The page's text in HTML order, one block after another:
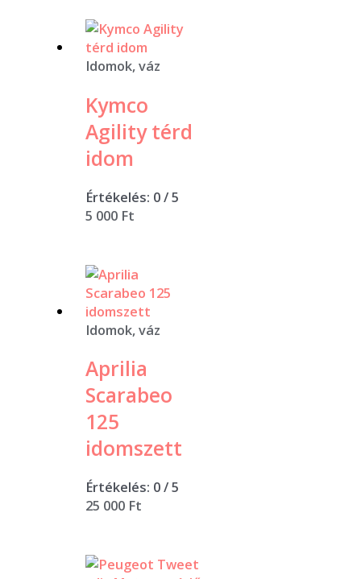
Idomok, váz
Kymco
Agility térd
idom
Értékelés: 0/ 5
5 000 Ft
Idomok, váz
Aprilia
Scarabeo
125
idomszett
Értékelés: 0/ 5
25 000 Ft